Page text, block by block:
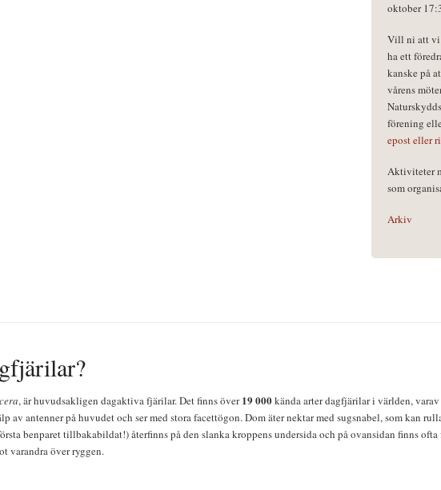
oktober
Vill ni att vi
ha ett
kanske på
vårens
förening
epost eller
Aktiviteter
som
Arkiv
, är huvudsakligen dagaktiva fjärilar. Det finns över19 000kända arter dagfjärilar i världen,
av antenner på huvudet och ser med stora facettögon. Dom äter nektar med sugsnabel, som kan
benparet tillbakabildat!) återfinns på den slanka kroppens undersida och på ovansidan finns
varandra över ryggen.